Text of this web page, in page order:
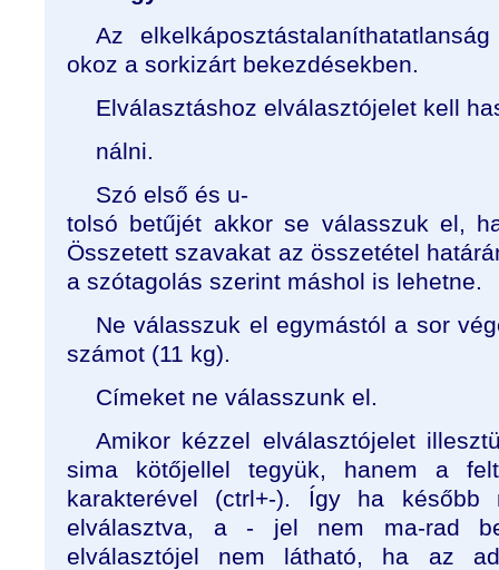
Az
okoz a sorkizárt bekezdésekben.
Elválasztáshoz elválasztójelet kell
nálni.
Szó első és u-
tolsó betűjét akkor se válasszuk el,
Összetett szavakat az összetétel
a szótagolás szerint máshol is lehetne.
Ne válasszuk el egymástól a sor
számot (11 kg).
Címeket ne válasszunk el.
Amikor kézzel elválasztójelet
sima kötőjellel tegyük, hanem a
karakterével (ctrl+-). Így ha
elválasztva, a - jel nem ma-rad
elválasztójel nem látható, ha az